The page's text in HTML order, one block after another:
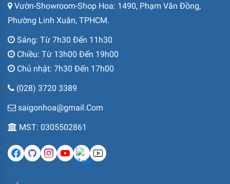
Vườn-Showroom-Shop Hoa: 1490, Phạm Văn Đồng,
Phường Linh Xuân, TPHCM.
Sáng: Từ 7h30 Đến 11h30
Chiều: Từ 13h00 Đến 19h00
Chủ nhật: 7h30 Đến 17h00
(028) 3720 3389
saigonhoa@gmail.Com
MST: 0305502861